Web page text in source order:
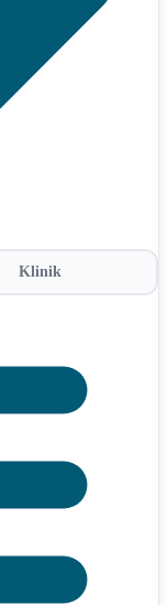
Klinik